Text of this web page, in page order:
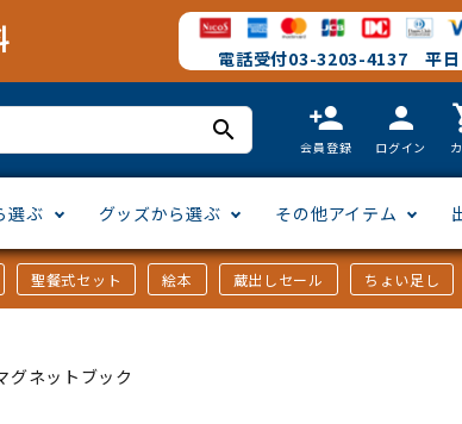
電話受付03-3203-4137 平
search person_add
会員登録
person
ログイン
選ぶ グッズから選ぶ その他アイテム
聖餐式セット 絵本 蔵出しセール ちょい足し
グネットブック